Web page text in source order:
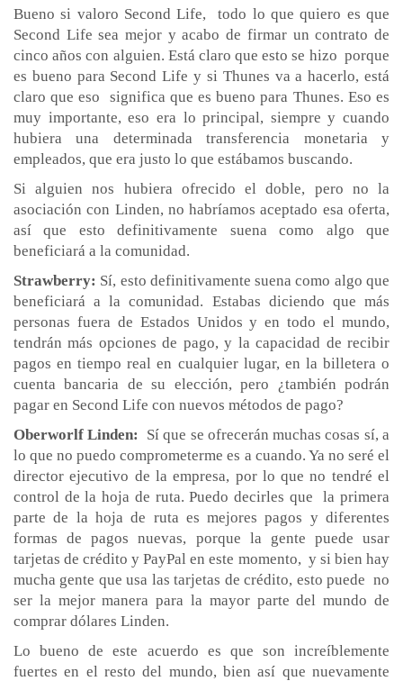
Bueno si valoro Second Life, todo lo que quiero es que
Second Life sea mejor y acabo de firmar un contrato de
cinco años con alguien. Está claro que esto se hizo porque
es bueno para Second Life y si Thunes va a hacerlo, está
claro que eso significa que es bueno para Thunes. Eso es
muy importante, eso era lo principal, siempre y cuando
hubiera una determinada transferencia monetaria y
empleados, que era justo lo que estábamos buscando.
Si alguien nos hubiera ofrecido el doble, pero no la
asociación con Linden, no habríamos aceptado esa oferta,
así que esto definitivamente suena como algo que
beneficiará a la comunidad.
Strawberry: Sí, esto definitivamente suena como algo que
beneficiará a la comunidad. Estabas diciendo que más
personas fuera de Estados Unidos y en todo el mundo,
tendrán más opciones de pago, y la capacidad de recibir
pagos en tiempo real en cualquier lugar, en la billetera o
cuenta bancaria de su elección, pero ¿también podrán
pagar en Second Life con nuevos métodos de pago?
Oberworlf Linden:
Sí que se ofrecerán muchas cosas sí, a
lo que no puedo comprometerme es a cuando. Ya no seré el
director ejecutivo de la empresa, por lo que no tendré el
control de la hoja de ruta. Puedo decirles que la primera
parte de la hoja de ruta es mejores pagos y diferentes
formas de pagos nuevas, porque la gente puede usar
tarjetas de crédito y PayPal en este momento, y si bien hay
mucha gente que usa las tarjetas de crédito, esto puede no
ser la mejor manera para la mayor parte del mundo de
comprar dólares Linden.
Lo bueno de este acuerdo es que son increíblemente
fuertes en el resto del mundo, bien así que nuevamente